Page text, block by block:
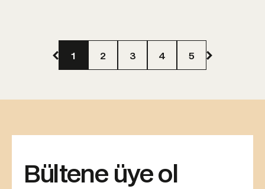
1 2 3 4 5
Bültene üye ol